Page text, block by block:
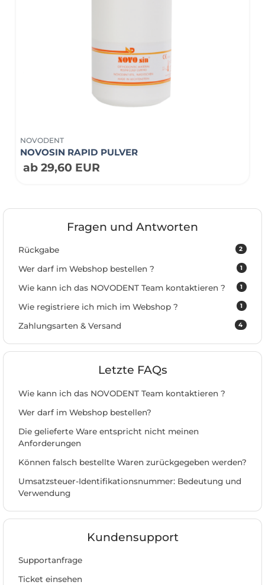
NOVODENT
NOVOSIN RAPID PULVER
ab 29,60 EUR
Fragen und Antworten
2
Rückgabe
1
Wer darf im Webshop bestellen ?
1
Wie kann ich das NOVODENT Team kontaktieren ?
1
Wie registriere ich mich im Webshop ?
4
Zahlungsarten & Versand
Letzte FAQs
Wie kann ich das NOVODENT Team kontaktieren ?
Wer darf im Webshop bestellen?
Die gelieferte Ware entspricht nicht meinen
Anforderungen
Können falsch bestellte Waren zurückgegeben werden?
Umsatzsteuer-Identifikationsnummer: Bedeutung und
Verwendung
Kundensupport
Supportanfrage
Ticket einsehen